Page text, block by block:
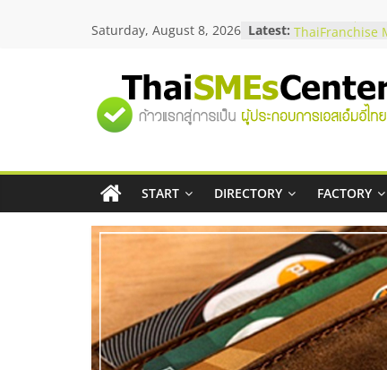
Saturday, August 8, 2026 Latest: สัมมนาลงทุน แ
ร้านเครื่องเสีย
โซลูชันระบบภาพ
บริษัท
วิธีเลือกผู้ให้บริ
อยากหาเงินทุน
เริ่มยังไงให้ผ่านฉ
สัมมนาออนไลน์
บริการน้ำมัน
"ศูนย์
รวม
ข้อมูล
ธุรกิจ
SME
START DIRECTORY FACTORY